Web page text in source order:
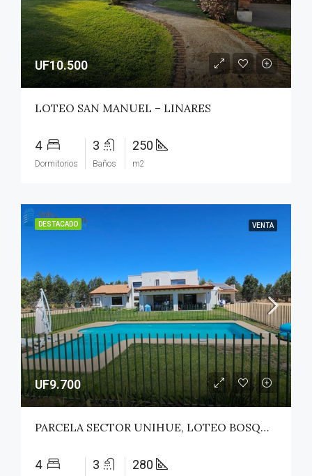
UF10.500
LOTEO SAN MANUEL – LINARES
4
Dormitorios
3
Baños
250
m2
DESTACADO VENTA
UF9.700
PARCELA SECTOR UNIHUE, LOTEO BOSQUES DEL VALLE – MAULE
4 3 280